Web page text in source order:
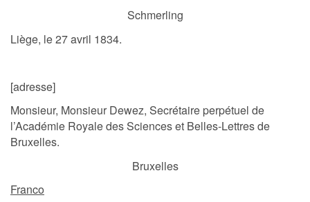
Schmerling
Liège, le 27 avril 1834.
[adresse]
Monsieur, Monsieur Dewez, Secrétaire perpétuel de
l’Académie Royale des Sciences et Belles-Lettres de
Bruxelles.
Bruxelles
Franco